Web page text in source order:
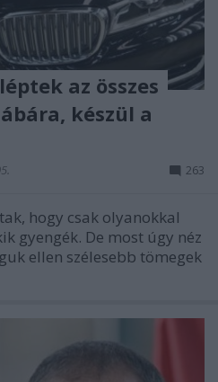
az összes
készül a
263
hogy csak olyanokkal
gyengék. De most úgy néz
ellen szélesebb tömegek